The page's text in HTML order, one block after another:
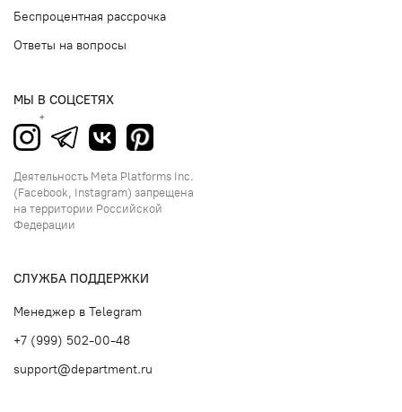
Беспроцентная рассрочка
Ответы на вопросы
МЫ В СОЦСЕТЯХ
Деятельность Meta Platforms Inc.
(Facebook, Instagram) запрещена
на территории Российской
Федерации
СЛУЖБА ПОДДЕРЖКИ
Менеджер в Telegram
+7 (999) 502-00-48
support@department.ru